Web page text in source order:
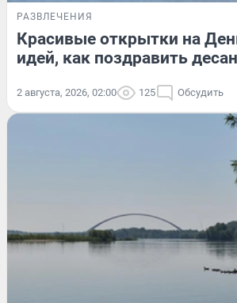
РАЗВЛЕЧЕНИЯ
Красивые открытки на
идей, как поздравить
2 августа, 2026, 02:00 125 Обсудить